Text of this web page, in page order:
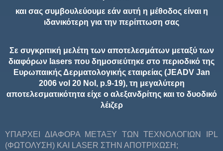
και σας συμβουλεύουμε εάν αυτή η μέθοδος είναι η
ιδανικότερη για την περίπτωση σας
Σε συγκριτική μελέτη των αποτελεσμάτων μεταξύ των
διαφόρων lasers που δημοσιεύτηκε στο περιοδικό της
Ευρωπαικής Δερματολογικής εταιρείας (JEADV Jan
2006 vol 20 NoI, p.9-19), τη μεγαλύτερη
αποτελεσματικότητα είχε ο αλεξανδρίτης και το δυοδικό
λέιζερ
ΥΠΑΡΧΕΙ ΔΙΑΦΟΡΑ ΜΕΤΑΞΥ ΤΩΝ ΤΕΧΝΟΛΟΓΙΩΝ IPL
(ΦΩΤΟΛΥΣΗ) ΚΑΙ LASER ΣΤΗΝ ΑΠΟΤΡΙΧΩΣΗ;